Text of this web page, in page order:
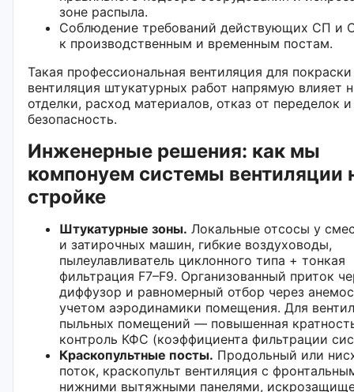
зоне распыла.
Соблюдение требований действующих СП и
к производственным и временным постам.
Такая профессиональная вентиляция для
вентиляция штукатурных работ напрямую влияет
отделки, расход материалов, отказ от переделок и
безопасность.
Инженерные решения: как мы
компонуем системы вентиляции
стройке
Штукатурные зоны. Локальные отсосы у
и затирочных машин, гибкие воздуховоды,
пылеулавливатель циклонного типа + тонкая
фильтрация F7–F9. Организованный приток
диффузор и равномерный отбор через
учетом аэродинамики помещения. Для
пыльных помещений — повышенная
контроль КФС (коэффициента фильтрации
Краскопультные посты. Продольный или
поток, краскопульт вентиляция с
нижними вытяжными панелями,